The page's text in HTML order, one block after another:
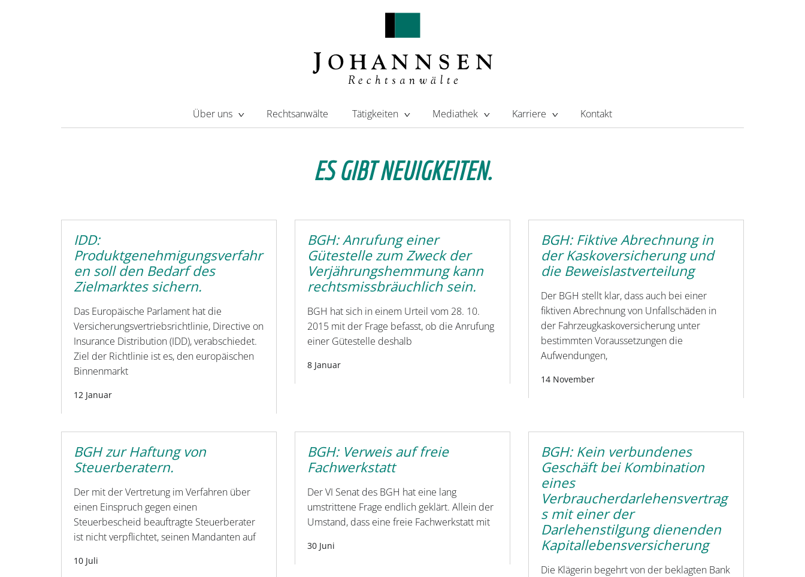
Über uns Rechtsanwälte Tätigkeiten Mediathek Karriere Kontakt
ES GIBT NEUIGKEITEN.
IDD:
Produktgenehmigungsverfahr
en soll den Bedarf des
Zielmarktes sichern.
Das Europäische Parlament hat die
Versicherungsvertriebsrichtlinie, Directive on
Insurance Distribution (IDD), verabschiedet.
Ziel der Richtlinie ist es, den europäischen
Binnenmarkt
12 Januar
BGH: Anrufung einer
Gütestelle zum Zweck der
Verjährungshemmung kann
rechtsmissbräuchlich sein.
BGH hat sich in einem Urteil vom 28. 10.
2015 mit der Frage befasst, ob die Anrufung
einer Gütestelle deshalb
8 Januar
BGH: Fiktive Abrechnung in
der Kaskoversicherung und
die Beweislastverteilung
Der BGH stellt klar, dass auch bei einer
fiktiven Abrechnung von Unfallschäden in
der Fahrzeugkaskoversicherung unter
bestimmten Voraussetzungen die
Aufwendungen,
14 November
BGH zur Haftung von
Steuerberatern.
Der mit der Vertretung im Verfahren über
einen Einspruch gegen einen
Steuerbescheid beauftragte Steuerberater
ist nicht verpflichtet, seinen Mandanten auf
10 Juli
BGH: Verweis auf freie
Fachwerkstatt
Der VI Senat des BGH hat eine lang
umstrittene Frage endlich geklärt. Allein der
Umstand, dass eine freie Fachwerkstatt mit
30 Juni
BGH: Kein verbundenes
Geschäft bei Kombination
eines
Verbraucherdarlehensvertrag
s mit einer der
Darlehenstilgung dienenden
Kapitallebensversicherung
Die Klägerin begehrt von der beklagten Bank